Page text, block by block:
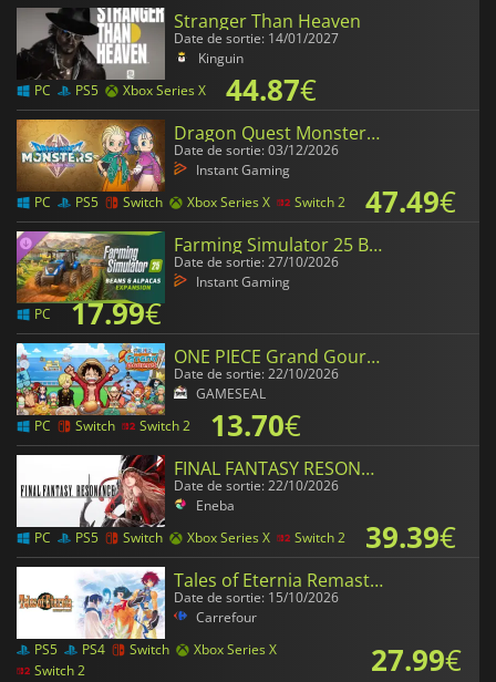
Stranger Than Heaven
Date de sortie: 14/01/2027
Kinguin
PC
PS5 Xbox Series X 44.87€
Dragon Quest Monsters The Withered World
Date de sortie: 03/12/2026
Instant Gaming
PC
PS5 Switch Xbox Series X Switch 2 47.49€
Farming Simulator 25 Beans & Alpacas Expansion
Date de sortie: 27/10/2026
Instant Gaming
PC
17.99€
ONE PIECE Grand Gourmet
Date de sortie: 22/10/2026
GAMESEAL
PC
Switch Switch 2 13.70€
FINAL FANTASY RESONANCE
Date de sortie: 22/10/2026
Eneba
PC
PS5 Switch Xbox Series X Switch 2 39.39€
Tales of Eternia Remastered
Date de sortie: 15/10/2026
Carrefour
PS5
PS4 Switch
Xbox Series X
Switch 2
27.99€